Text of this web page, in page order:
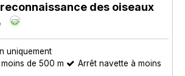
des oiseaux
uniquement
de 500 m
Arrêt navette à moins